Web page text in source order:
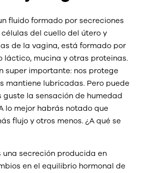
fluido formado por secreciones
del cuello del útero y
de la vagina, está formado por
láctico, mucina y otras proteinas.
super importante: nos protege
mantiene lubricadas. Pero puede
guste la sensación de humedad
lo mejor habrás notado que
flujo y otros menos. ¿A qué se
una secreción producida en
en el equilibrio hormonal de